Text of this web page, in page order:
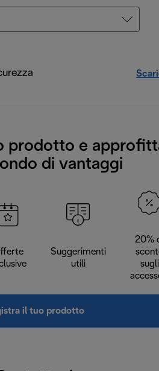
prodotto e
di vantaggi
Suggerimenti
utili
20%
sugli
il tuo prodotto